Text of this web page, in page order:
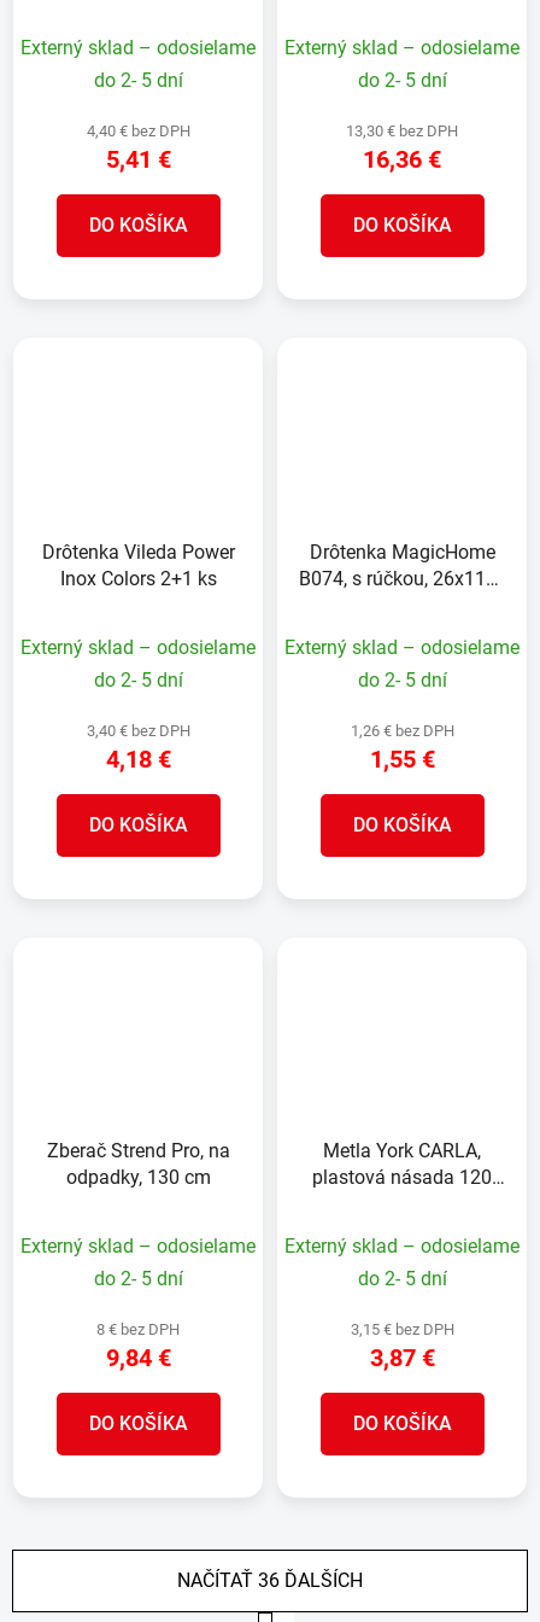
Externý sklad – odosielame
do 2- 5 dní
4,40 € bez DPH
5,41 €
DO KOŠÍKA
Externý sklad – odosielame
do 2- 5 dní
13,30 € bez DPH
16,36 €
DO KOŠÍKA
Drôtenka Vileda Power
Inox Colors 2+1 ks
Externý sklad – odosielame
do 2- 5 dní
3,40 € bez DPH
4,18 €
DO KOŠÍKA
Drôtenka MagicHome
B074, s rúčkou, 26x11x7
Externý sklad – odosielame
do 2- 5 dní
1,26 € bez DPH
1,55 €
DO KOŠÍKA
Zberač Strend Pro, na
odpadky, 130 cm
Externý sklad – odosielame
do 2- 5 dní
8 € bez DPH
9,84 €
DO KOŠÍKA
Metla York CARLA,
plastová násada 120
Externý sklad – odosielame
do 2- 5 dní
3,15 € bez DPH
3,87 €
DO KOŠÍKA
NAČÍTAŤ 36 ĎALŠÍCH